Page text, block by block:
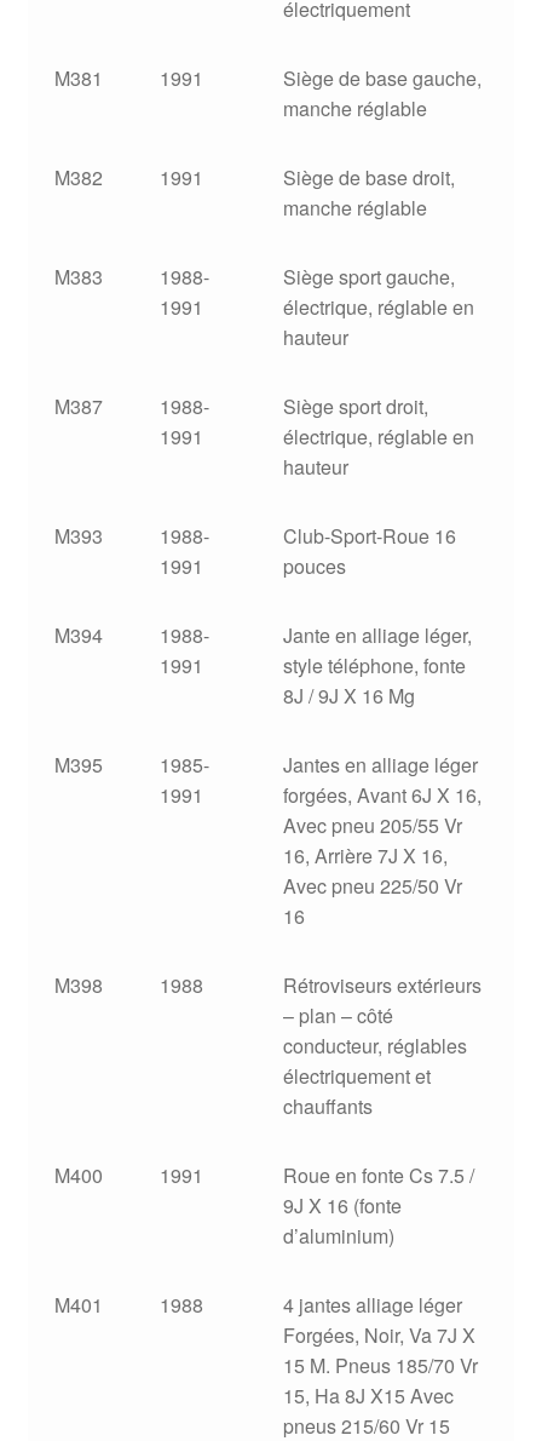
électriquement
M381 1991
Siège de base gauche,
manche réglable
M382 1991
Siège de base droit,
manche réglable
M383
1988-
1991
Siège sport gauche,
électrique, réglable en
hauteur
M387
1988-
1991
Siège sport droit,
électrique, réglable en
hauteur
M393
1988-
1991
Club-Sport-Roue 16
pouces
M394
1988-
1991
Jante en alliage léger,
style téléphone, fonte
8J / 9J X 16 Mg
M395
1985-
1991
Jantes en alliage léger
forgées, Avant 6J X 16,
Avec pneu 205/55 Vr
16, Arrière 7J X 16,
Avec pneu 225/50 Vr
16
M398 1988
Rétroviseurs extérieurs
– plan – côté
conducteur, réglables
électriquement et
chauffants
M400 1991
Roue en fonte Cs 7.5 /
9J X 16 (fonte
d’aluminium)
M401 1988
4 jantes alliage léger
Forgées, Noir, Va 7J X
15 M. Pneus 185/70 Vr
15, Ha 8J X15 Avec
pneus 215/60 Vr 15